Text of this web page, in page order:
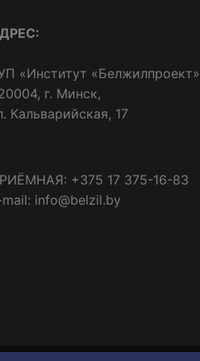
«Институт «Белжилпроект»
г. Минск,
Кальварийская, 17
+375 17 375-16-83
info@belzil.by